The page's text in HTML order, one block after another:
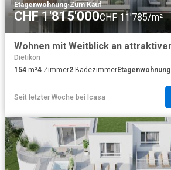
Etagenwohnung·Zum Kauf
CHF 1'815'000CHF 11'785/m²
Dietikon
154 m²4 Zimmer2 BadezimmerEtagenwohnung
Seit letzter Woche bei Icasa